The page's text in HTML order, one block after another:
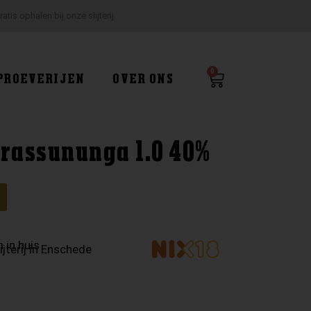
OVER ONS
0
Winkelwagen
1.0 40%
in huisin Enschede